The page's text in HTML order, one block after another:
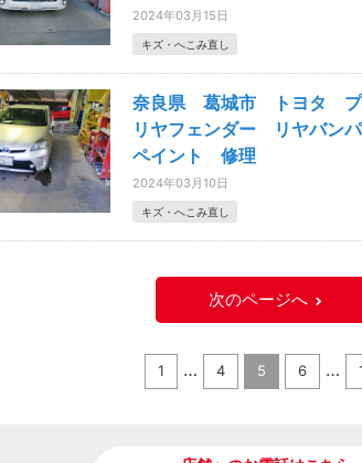
2024年03月15日
キズ・へこみ直し
奈良県 葛城市 トヨタ
リヤフェンダー リヤバ
ペイント 修理
2024年03月10日
キズ・へこみ直し
次のページへ
1 … 4 5 6 …